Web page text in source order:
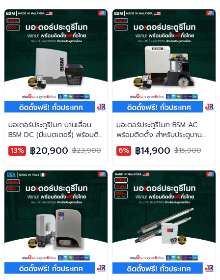
มอเตอร์ประตูรีโมท บานเลื่อน
BSM DC (มีแบตเตอรี่) พร้อมติด
ตั้ง สำหรับประตูบานเลื่อน
13% ฿20,900 ฿23,900
มอเตอร์ประตูรีโมท BSM AC
พร้อมติดตั้ง สำหรับประตูบาน
เลื่อน
6% ฿14,900 ฿15,900